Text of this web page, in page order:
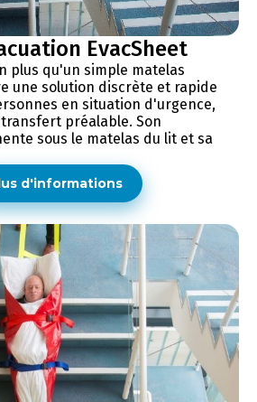
EvacSheet
plus qu'un simple matelas
une solution discrète et rapide
en situation d'urgence,
préalable. Son
sous le matelas du lit et sa
d'informations